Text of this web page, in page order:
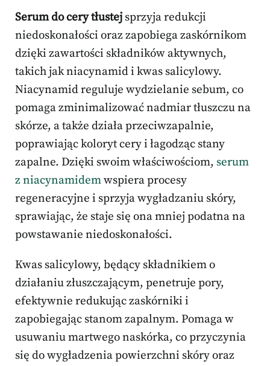
Serum do cery tłustej sprzyja redukcji
niedoskonałości oraz zapobiega zaskórnikom
dzięki zawartości składników aktywnych,
takich jak niacynamid i kwas salicylowy.
Niacynamid reguluje wydzielanie sebum, co
pomaga zminimalizować nadmiar tłuszczu na
skórze, a także działa przeciwzapalnie,
poprawiając koloryt cery i łagodząc stany
zapalne. Dzięki swoim właściwościom, serum
z niacynamidemwspiera procesy
regeneracyjne i sprzyja wygładzaniu skóry,
sprawiając, że staje się ona mniej podatna na
powstawanie niedoskonałości.
Kwas salicylowy, będący składnikiem o
działaniu złuszczającym, penetruje pory,
efektywnie redukując zaskórniki i
zapobiegając stanom zapalnym. Pomaga w
usuwaniu martwego naskórka, co przyczynia
się do wygładzenia powierzchni skóry oraz